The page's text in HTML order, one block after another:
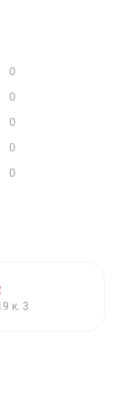
0
0
0
0
0
к. 3